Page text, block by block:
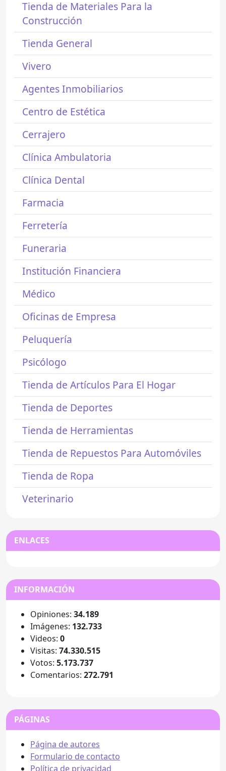
Tienda de Materiales Para la
Construcción
Tienda General
Vivero
Agentes Inmobiliarios
Centro de Estética
Cerrajero
Clínica Ambulatoria
Clínica Dental
Farmacia
Ferretería
Funeraria
Institución Financiera
Médico
Oficinas de Empresa
Peluquería
Psicólogo
Tienda de Artículos Para El Hogar
Tienda de Deportes
Tienda de Herramientas
Tienda de Repuestos Para Automóviles
Tienda de Ropa
Veterinario
ENLACES
INFORMACIÓN
Opiniones: 34.189
Imágenes: 132.733
Videos: 0
Visitas: 74.330.515
Votos: 5.173.737
Comentarios: 272.791
PÁGINAS
Página de autores
Formulario de contacto
Política de privacidad